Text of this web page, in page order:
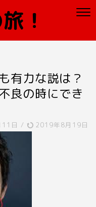
！
有力な説は？
良の時にでき
日 / 2019年8月19日